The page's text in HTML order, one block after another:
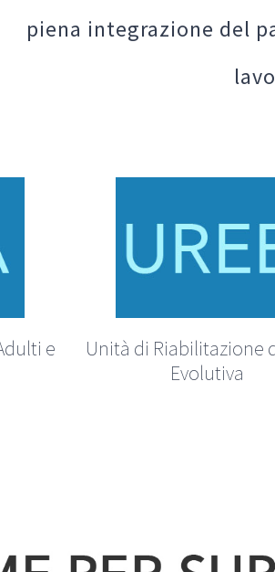
piena integrazione del
e
Unità di Riabilitazione
Evolutiva